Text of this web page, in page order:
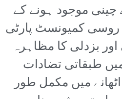
موجود ہونے کے
روسی کمیونسٹ پارٹی
بزدلی کا مظاہرہ
طبقاتی تضادات
میں مکمل طور